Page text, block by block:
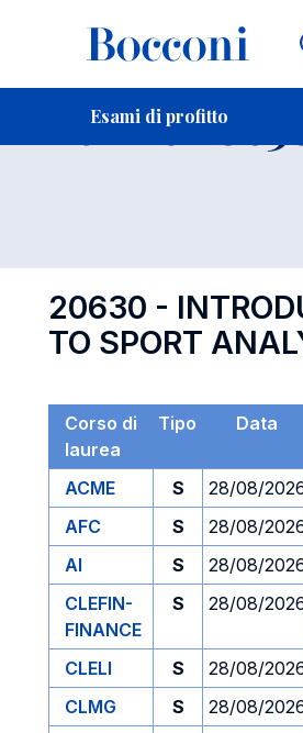
Esami di profitto
Esame 20630
20630 -
TO SPORT
Corso di
laurea
Tipo Data
ACME
S 28/08/
AFC
S 28/08/
AI
S 28/08/
CLEFIN-
FINANCE
S 28/08/
CLELI S 28/08/
CLMG
S 28/08/